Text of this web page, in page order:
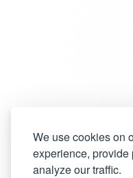
We use cookies on
experience,
analyze our traffic.